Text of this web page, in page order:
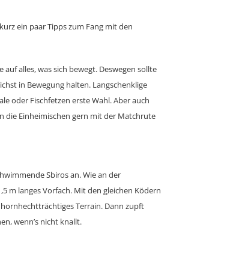
ein paar Tipps zum Fang mit den
alles, was sich bewegt. Deswegen sollte
in Bewegung halten. Langschenklige
oder Fischfetzen erste Wahl. Aber auch
die Einheimischen gern mit der Matchrute
Sbiros an. Wie an der
m langes Vorfach. Mit den gleichen Ködern
Terrain. Dann zupft
wenn’s nicht knallt.